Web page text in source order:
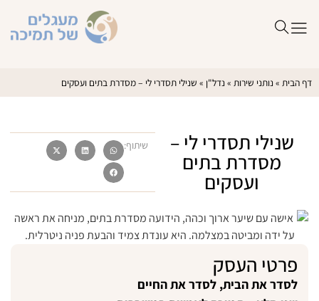
דף הבית » נותני שירות » נדל"ן » שנילי תסדרי לי – מסדרת בתים ועסקים
שנילי תסדרי לי –
מסדרת בתים
ועסקים
שיתוף:
פרטי העסק
לסדר את הבית, לסדר את החיים